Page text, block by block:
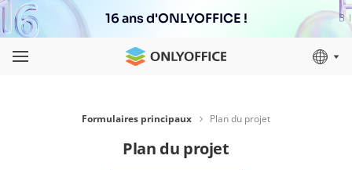
16 ans d'ONLYOFFICE !
Formulaires principaux Plan du projet
Plan du projet